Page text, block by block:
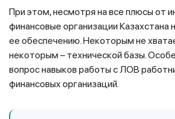
При этом, несмотря на все плюсы от
финансовые организации Казахстана
ее обеспечению. Некоторым не
некоторым – технической базы.
вопрос навыков работы с ЛОВ
финансовых организаций.